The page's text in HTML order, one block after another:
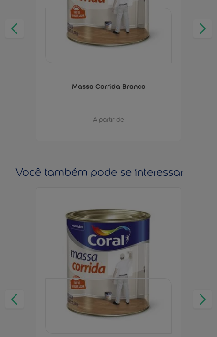
Massa Corrida Branco
A partir de
Você também pode se interessar